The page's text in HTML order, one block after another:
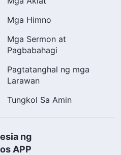
Mga Himno
Mga Sermon at
Pagbabahagi
Pagtatanghal ng mga
Larawan
Tungkol Sa Amin
ng
APP